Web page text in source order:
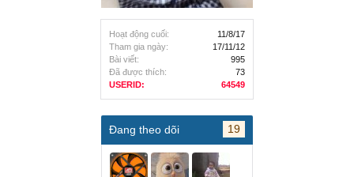
Hoạt động cuối:
11/8/17
Tham gia ngày:
17/11/12
Bài viết:
995
Đã được thích:
73
USERID:
64549
Đang theo dõi 19